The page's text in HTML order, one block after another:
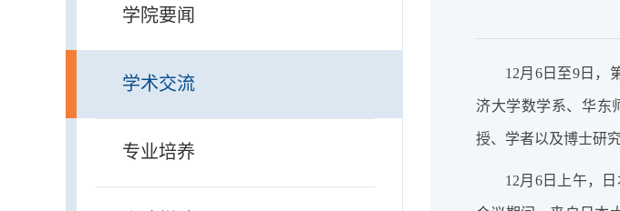
学院要闻
学术交流
专业培养
12月6日至9日，
济大学数学系、华东
授、学者以及博士研
12月6日上午，